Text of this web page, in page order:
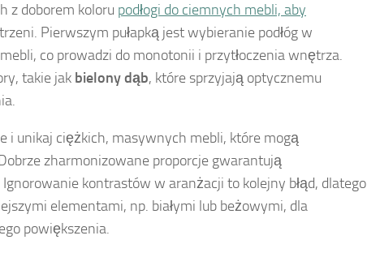
z doborem koloru podłogi do ciemnych mebli, aby
Pierwszym pułapką jest wybieranie podłóg w
co prowadzi do monotonii i przytłoczenia wnętrza.
takie jak bielony dąb, które sprzyjają optycznemu
i unikaj ciężkich, masywnych mebli, które mogą
zharmonizowane proporcje gwarantują
kontrastów w aranżacji to kolejny błąd, dlatego
elementami, np. białymi lub beżowymi, dla
powiększenia.